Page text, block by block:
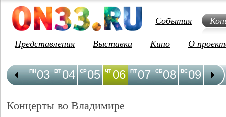
События
Представления
Выставки Кино О
03
ПН 04
ВТ 05
СР 06
ЧТ 07
ПТ 08
СБ 09
ВС 10
ПН
Концерты во Владимире